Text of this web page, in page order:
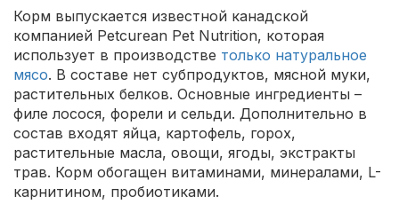
Корм выпускается известной канадской
компанией Petcurean Pet Nutrition, которая
использует в производстве только натуральное
мясо. В составе нет субпродуктов, мясной муки,
растительных белков. Основные ингредиенты –
филе лосося, форели и сельди. Дополнительно в
состав входят яйца, картофель, горох,
растительные масла, овощи, ягоды, экстракты
трав. Корм обогащен витаминами, минералами, L-
карнитином, пробиотиками.